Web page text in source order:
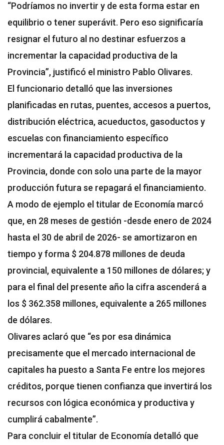
“Podríamos no invertir y de esta forma estar en
equilibrio o tener superávit. Pero eso significaría
resignar el futuro al no destinar esfuerzos a
incrementar la capacidad productiva de la
Provincia”, justificó el ministro Pablo Olivares.
El funcionario detalló que las inversiones
planificadas en rutas, puentes, accesos a puertos,
distribución eléctrica, acueductos, gasoductos y
escuelas con financiamiento específico
incrementará la capacidad productiva de la
Provincia, donde con solo una parte de la mayor
producción futura se repagará el financiamiento.
A modo de ejemplo el titular de Economía marcó
que, en 28 meses de gestión -desde enero de 2024
hasta el 30 de abril de 2026- se amortizaron en
tiempo y forma $ 204.878 millones de deuda
provincial, equivalente a 150 millones de dólares; y
para el final del presente año la cifra ascenderá a
los $ 362.358 millones, equivalente a 265 millones
de dólares.
Olivares aclaró que “es por esa dinámica
precisamente que el mercado internacional de
capitales ha puesto a Santa Fe entre los mejores
créditos, porque tienen confianza que invertirá los
recursos con lógica económica y productiva y
cumplirá cabalmente”.
Para concluir el titular de Economía detalló que